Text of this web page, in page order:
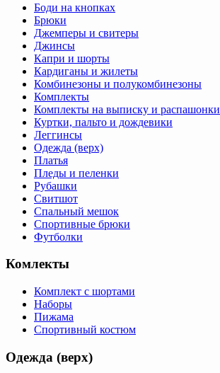
Боди на кнопках
Брюки
Джемперы и свитеры
Джинсы
Капри и шорты
Кардиганы и жилеты
Комбинезоны и полукомбинезоны
Комплекты
Комплекты на выписку и распашонки
Куртки, пальто и дождевики
Леггинсы
Одежда (верх)
Платья
Пледы и пеленки
Рубашки
Свитшот
Спальный мешок
Спортивные брюки
Футболки
Комлекты
Комплект с шортами
Наборы
Пижама
Спортивный костюм
Одежда (верх)